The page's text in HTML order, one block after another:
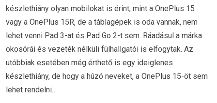
készlethiány olyan mobilokat is érint, mint a OnePlus 15
vagy a OnePlus 15R, de a táblagépek is oda vannak, nem
lehet venni Pad 3-at és Pad Go 2-t sem. Ráadásul a márka
okosórái és vezeték nélküli fülhallgatói is elfogytak. Az
utóbbiak esetében még érthető is egy ideiglenes
készlethiány, de hogy a húzó neveket, a OnePlus 15-öt sem
lehet rendelni…